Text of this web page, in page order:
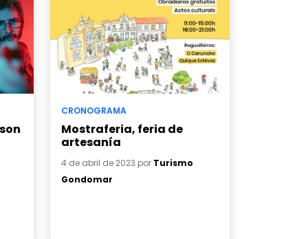
CRONOGRAMA
Mostraferia, feria de
artesanía
4 de abril de 2023 por Turismo
Gondomar